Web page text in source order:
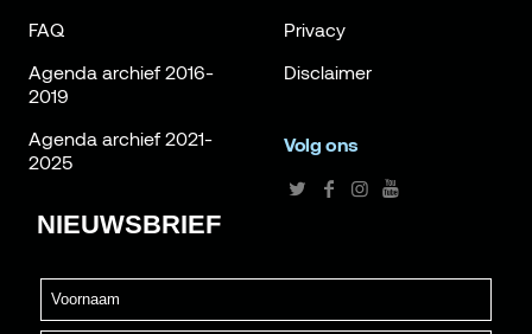
FAQ
Agenda archief 2016-
2019
Agenda archief 2021-
2025
Privacy
Disclaimer
Volg ons